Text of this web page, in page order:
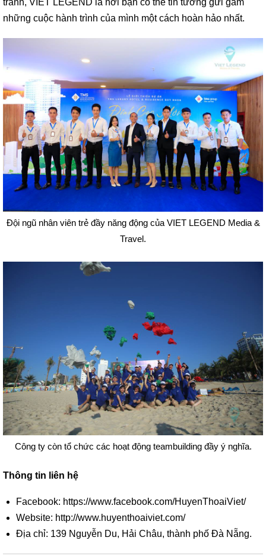
tranh, VIET LEGEND là nơi bạn có thể tin tưởng gửi gắm
những cuộc hành trình của mình một cách hoàn hảo nhất.
Đội ngũ nhân viên trẻ đầy năng động của VIET LEGEND Media &
Travel.
Công ty còn tổ chức các hoạt động teambuilding đầy ý nghĩa.
Thông tin liên hệ
Facebook: https://www.facebook.com/HuyenThoaiViet/
Website: http://www.huyenthoaiviet.com/
Địa chỉ: 139 Nguyễn Du, Hải Châu, thành phố Đà Nẵng.